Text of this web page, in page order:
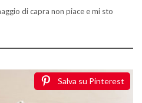
di capra non piace e mi sto
Salva su Pinterest